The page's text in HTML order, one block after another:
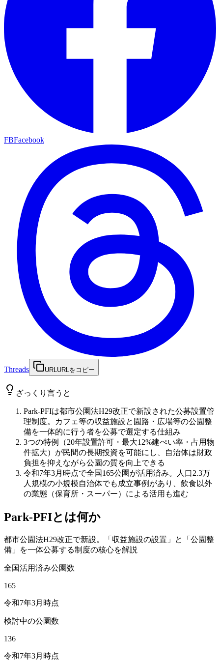
FBFacebook
Threads URLURLをコピー
ざっくり言うと
Park-PFIは都市公園法H29改正で新設された公募設置管
理制度。カフェ等の収益施設と園路・広場等の公園整
備を一体的に行う者を公募で選定する仕組み
3つの特例（20年設置許可・最大12%建ぺい率・占用物
件拡大）が民間の長期投資を可能にし、自治体は財政
負担を抑えながら公園の質を向上できる
令和7年3月時点で全国165公園が活用済み。人口2.3万
人規模の小規模自治体でも成立事例があり、飲食以外
の業態（保育所・スーパー）による活用も進む
Park-PFIとは何か
都市公園法H29改正で新設。「収益施設の設置」と「公園整
備」を一体公募する制度の核心を解説
全国活用済み公園数
165
令和7年3月時点
検討中の公園数
136
令和7年3月時点